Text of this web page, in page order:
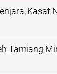
Kasat
Tamiang